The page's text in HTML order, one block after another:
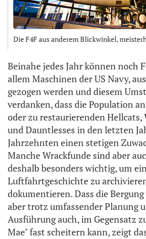
Die F4F aus anderem Blickwinkel,
Beinahe jedes Jahr können noch
allem Maschinen der US Navy,
gezogen werden und diesem
verdanken, dass die Population
oder zu restaurierenden Hellcats,
und Dauntlesses in den letzten
Jahrzehnten einen stetigen
Manche Wrackfunde sind aber
deshalb besonders wichtig, um
Luftfahrtgeschichte zu
dokumentieren. Dass die
aber trotz umfassender Planung
Ausführung auch, im Gegensatz
Mae" fast scheitern kann, zeigt